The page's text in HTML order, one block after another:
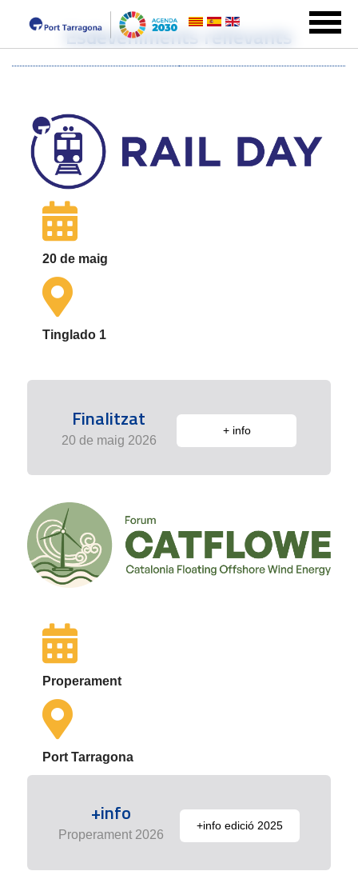
Esdeveniments rellevants
20 de maig
Tinglado 1
Finalitzat
20 de maig 2026
+ info
Properament
Port Tarragona
+info
Properament 2026
+info edició 2025